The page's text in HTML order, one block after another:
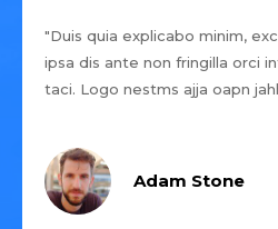
"Duis quia explicabo minim,
ipsa dis ante non fringilla orci
taci. Logo nestms ajja oapn
Adam Stone